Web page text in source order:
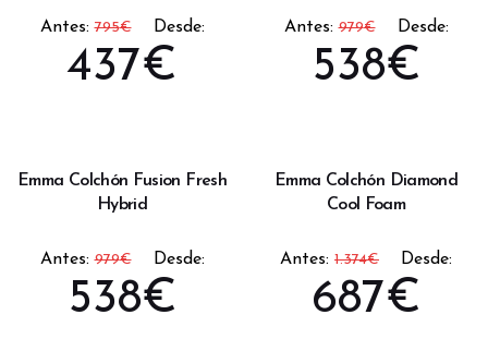
Antes:795€ Desde:
437€
Antes:979€ Desde:
538€
Emma Colchón Fusion Fresh
Hybrid
Antes:979€ Desde:
538€
Emma Colchón Diamond
Cool Foam
Antes: 1.374€ Desde:
687€